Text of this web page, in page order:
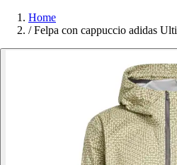
Home
/ Felpa con cappuccio adidas